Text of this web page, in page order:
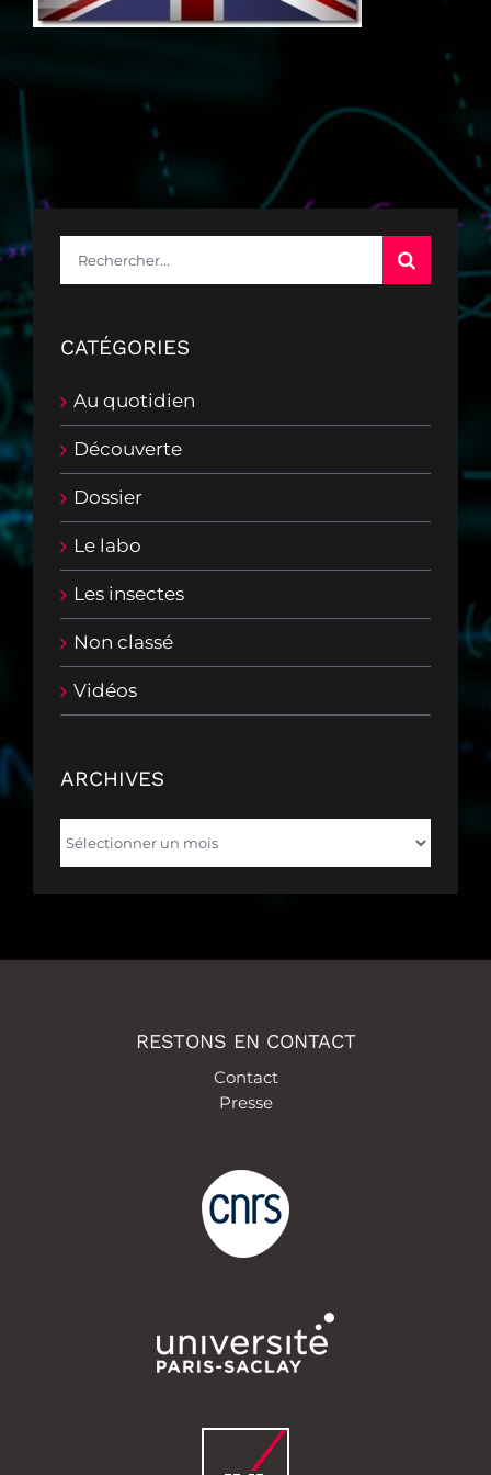
CATÉGORIES
Au quotidien
Découverte
Dossier
Le labo
Les insectes
Non classé
Vidéos
ARCHIVES
RESTONS EN CONTACT
Contact
Presse